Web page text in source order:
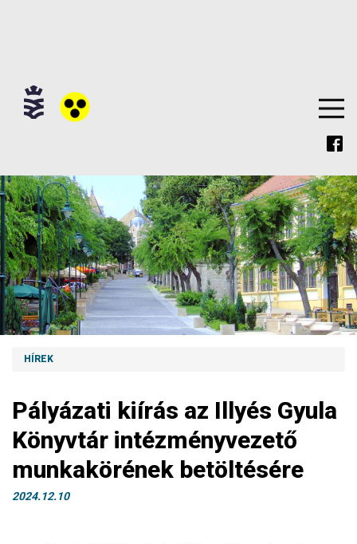
HÍREK
Pályázati kiírás az Illyés Gyula
Könyvtár intézményvezető
munkakörének betöltésére
2024.12.10